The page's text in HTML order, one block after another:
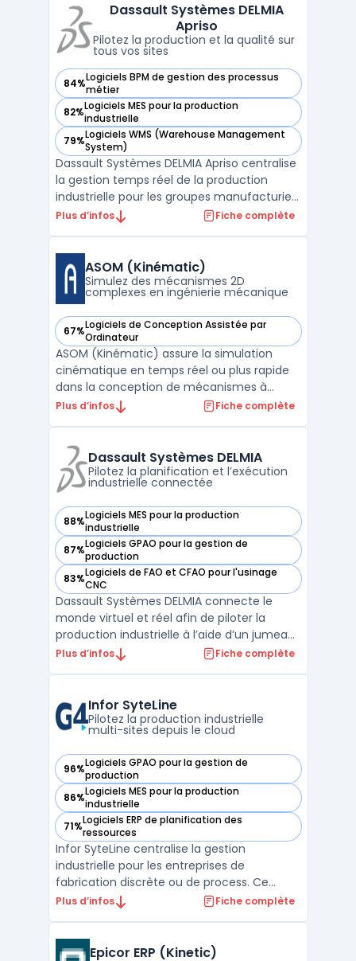
Les utilisateurs ciblent les pilotes de flux
Dassault Systèmes DELMIA
Apriso
Pilotez la production et la qualité sur
tous vos sites
84%Logiciels BPM de gestion des processus
métier
— voir Dassault Systèmes DELMIA Apriso dans cette
82%Logiciels MES pour la production
industrielle
— voir Dassault Systèmes DELMIA Apriso dans cette
79%Logiciels WMS (Warehouse Management
System)
— voir Dassault Systèmes DELMIA Apriso dans cette
Dassault Systèmes DELMIA Apriso centralise
la gestion temps réel de la production
industrielle pour les groupes manufacturiers
multi-sites. Ce logiciel Manufacturing
planification à la qualité, jusqu’au pilotage
des stocks et d ...
Plus d’infos Fiche complète
ASOM (Kinématic)
Simulez des mécanismes 2D
complexes en ingénierie mécanique
67%Logiciels de Conception Assistée par
Ordinateur
— voir ASOM (Kinématic) dans cette catégorie
ASOM (Kinématic) assure la simulation
cinématique en temps réel ou plus rapide
dans la conception de mécanismes à
plusieurs liaisons. L’outil s’adresse aux
systèmes 2D complexes comprenant des
engrenages, des courroies, des rails p ...
Plus d’infos Fiche complète
Dassault Systèmes DELMIA
Pilotez la planification et l’exécution
industrielle connectée
88%Logiciels MES pour la production
industrielle
— voir Dassault Systèmes DELMIA dans cette catégorie
87%Logiciels GPAO pour la gestion de
production
— voir Dassault Systèmes DELMIA dans cette catégorie
83%Logiciels de FAO et CFAO pour l'usinage
CNC
— voir Dassault Systèmes DELMIA dans cette catégorie
Dassault Systèmes DELMIA connecte le
monde virtuel et réel afin de piloter la
production industrielle à l’aide d’un jumeau
numérique. Le logiciel est conçu pour
simulation et l’exécution sont au cœur de
la gestion de ...
Plus d’infos Fiche complète
Infor SyteLine
Pilotez la production industrielle
multi-sites depuis le cloud
96%Logiciels GPAO pour la gestion de
production
— voir Infor SyteLine dans cette catégorie
86%Logiciels MES pour la production
industrielle
— voir Infor SyteLine dans cette catégorie
71%Logiciels ERP de planification des
ressources
— voir Infor SyteLine dans cette catégorie
Infor SyteLine centralise la gestion
industrielle pour les entreprises de
fabrication discrète ou de process. Ce
logiciel permet de planifier, suivre et piloter
divers qui exigent la prise en charge de l’ERP
Plus d’infos Fiche complète
Epicor ERP (Kinetic)